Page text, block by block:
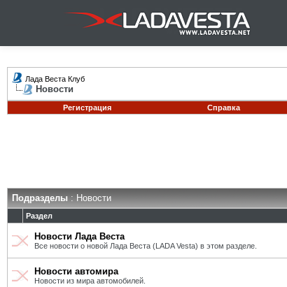
Лада Веста Клуб
Новости
Регистрация
Справка
Подразделы: Новости
Раздел
Новости Лада Веста
Все новости о новой Лада Веста (LADA Vesta) в этом разделе.
Новости автомира
Новости из мира автомобилей.